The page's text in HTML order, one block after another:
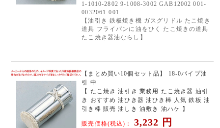
1-1010-2802 9-1008-3002 GAB12002 001-
0032061-001
【油引き 鉄板焼き機 ガスグリドル たこ焼き
道具 フライパンに油をひく たこ焼きの道具
たこ焼き器油ならし】
【まとめ買い10個セット品】 18-0パイプ油
引 中
【 たこ焼き 油引き 業務用 たこ焼き器 油引
き おすすめ 油ひき器 油ひき棒 人気 鉄板 油
引き棒 販売 油しき 油敷き 油ハケ 】
販売価格(税込)： 3,232 円